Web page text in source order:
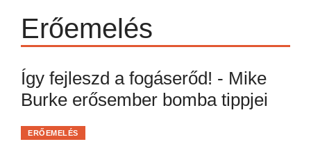
Erőemelés
Így fejleszd a fogáserőd! - Mike
Burke erősember bomba tippjei
ERŐEMELÉS